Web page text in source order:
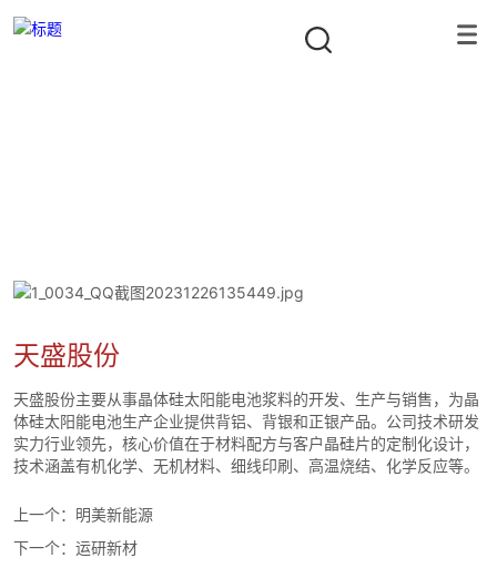
天盛股份
天盛股份主要从事晶体硅太阳能电池浆料的开发、生产与销售，为晶
体硅太阳能电池生产企业提供背铝、背银和正银产品。公司技术研发
实力行业领先，核心价值在于材料配方与客户晶硅片的定制化设计，
技术涵盖有机化学、无机材料、细线印刷、高温烧结、化学反应等。
上一个： 明美新能源
下一个：运研新材